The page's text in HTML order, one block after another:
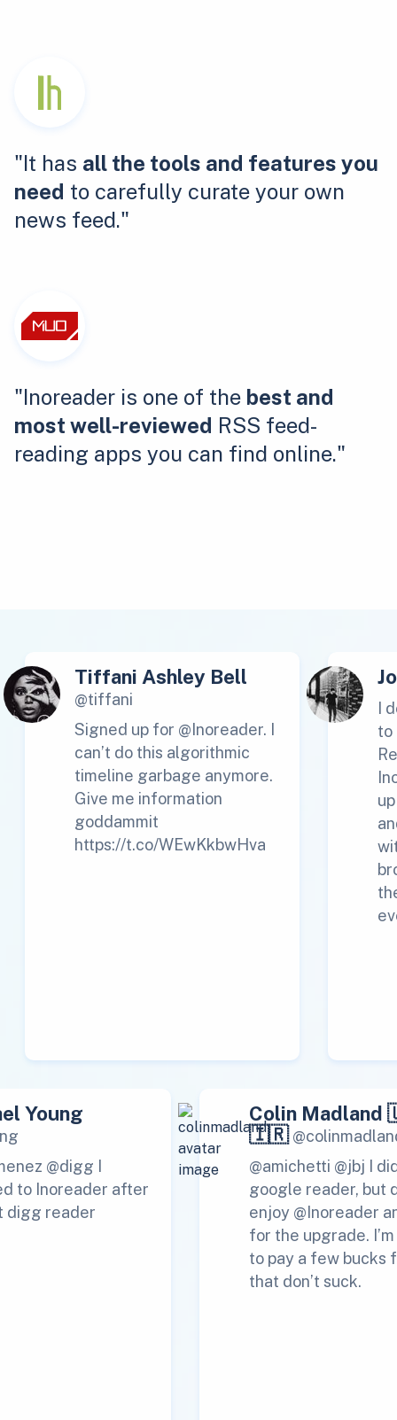
"It has all the tools and features you
need to carefully curate your own
news feed."
"Inoreader is one of the best and
most well-reviewed RSS feed-
reading apps you can find online."
Tiffani Ashley Bell
@tiffani
Signed up for @Inoreader. I
can’t do this algorithmic
timeline garbage anymore.
Give me information
goddammit
https://t.co/WEwKkbwHva
I
to
Young
@digg I
to Inoreader after
digg reader
Colin
🇮🇷
@amichetti @jbj I
google reader, but
enjoy @Inoreader
for the upgrade.
to pay a few bucks
that don’t suck.